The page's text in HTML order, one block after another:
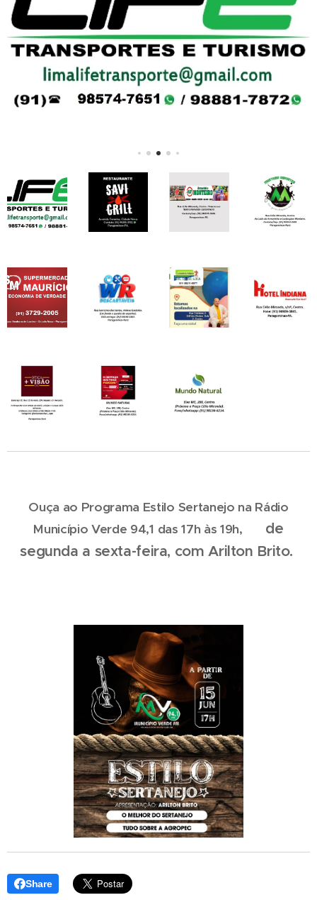
Ouça ao Programa Estilo Sertanejo na Rádio
Município Verde 94,1 das 17h às 19h, de
segunda a sexta-feira, com Arilton Brito.
Share